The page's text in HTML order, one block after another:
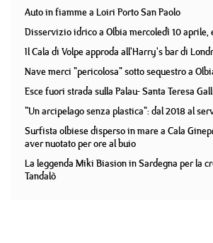
Auto in fiamme a Loiri Porto San Paolo
Disservizio idrico a Olbia mercoledì 10 aprile,
Il Cala di Volpe approda all'Harry's bar di
Nave merci "pericolosa" sotto sequestro a
Esce fuori strada sulla Palau- Santa Teresa
"Un arcipelago senza plastica": dal 2018 al
Surfista olbiese disperso in mare a Cala
aver nuotato per ore al buio
La leggenda Miki Biasion in Sardegna per la
Tandalò